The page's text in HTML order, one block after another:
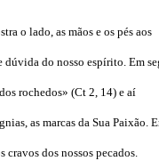
o lado, as mãos e os pés aos
dúvida do nosso espírito. Em
rochedos» (Ct 2, 14) e aí
as marcas da Sua Paixão.
cravos dos nossos pecados.